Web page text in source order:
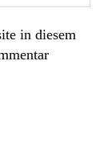
in diesem